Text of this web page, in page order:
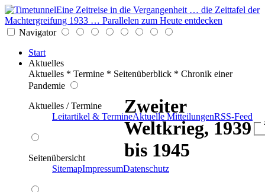
Eine Zeitreise in die Vergangenheit … die Zeittafel der
Machtergreifung 1933 … Parallelen zum Heute entdecken
Navigator
Start
Aktuelles
Aktuelles * Termine * Seitenüberblick * Chronik einer
Pandemie
Aktuelles / Termine
Leitartikel & TermineAktuelle MitteilungenRSS-Feed
Seitenübersicht
SitemapImpressumDatenschutz
Zweiter
Weltkrieg, 1939
bis 1945